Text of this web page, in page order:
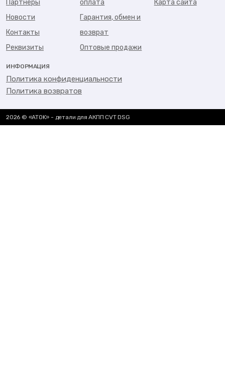
Партнеры
Новости
Контакты
Реквизиты
оплата
Гарантия, обмен и
возврат
Оптовые продажи
Карта сайта
ИНФОРМАЦИЯ
Политика конфиденциальности
Политика возвратов
2026 © «ATOK» - детали для АКПП CVT DSG